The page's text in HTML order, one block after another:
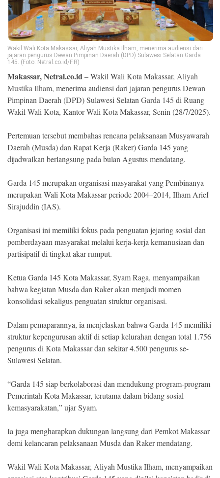
©
Copyright
.
All
Right
Reserved
Wakil Wali Kota Makassar, Aliyah Mustika Ilham, menerima audiensi dari
jajaran pengurus Dewan Pimpinan Daerah (DPD) Sulawesi Selatan Garda
145. (Foto: Netral.co.id/F.R)
Makassar, Netral.co.id– Wakil Wali Kota Makassar, Aliyah
Mustika Ilham, menerima audiensi dari jajaran pengurus Dewan
Pimpinan Daerah (DPD) Sulawesi SelatanGarda 145 di Ruang
Wakil Wali Kota, Kantor Wali Kota Makassar, Senin (28/7/2025).
Pertemuan tersebut membahas rencana pelaksanaan Musyawarah
Daerah (Musda) dan Rapat Kerja (Raker) Garda 145 yang
dijadwalkan berlangsung pada bulan Agustus mendatang.
Garda 145 merupakan organisasi masyarakat yang Pembinanya
merupakan Wali Kota Makassar periode 2004–2014, Ilham Arief
Sirajuddin (IAS).
Organisasi ini memiliki fokus pada penguatan jejaring sosial dan
pemberdayaan masyarakat melalui kerja-kerja kemanusiaan dan
partisipatif di tingkat akar rumput.
Ketua Garda 145 Kota Makassar, Syam Raga, menyampaikan
bahwa kegiatan Musda dan Raker akan menjadi momen
konsolidasi sekaligus penguatan struktur organisasi.
Dalam pemaparannya, ia menjelaskan bahwa Garda 145 memiliki
struktur kepengurusan aktif di setiap kelurahan dengan total 1.756
pengurus di Kota Makassar dan sekitar 4.500 pengurus se-
Sulawesi Selatan.
“Garda 145 siap berkolaborasi dan mendukung program-program
Pemerintah Kota Makassar, terutama dalam bidang sosial
kemasyarakatan,” ujar Syam.
Ia juga mengharapkan dukungan langsung dari Pemkot Makassar
demi kelancaran pelaksanaan Musda dan Raker mendatang.
Wakil Wali Kota Makassar, Aliyah Mustika Ilham, menyampaikan